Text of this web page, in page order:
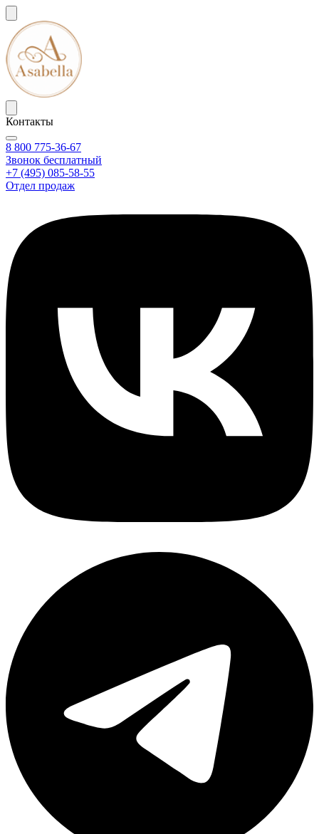
Контакты
8 800 775-36-67
Звонок бесплатный
+7 (495) 085-58-55
Отдел продаж